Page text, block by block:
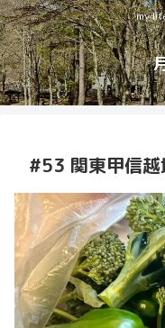
my
#53 関東甲信越